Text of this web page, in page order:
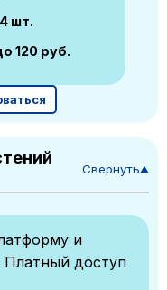
4 шт.
120 руб.
Свернуть▼
и
Платный доступ